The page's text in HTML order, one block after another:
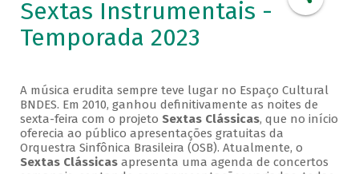
Sextas Instrumentais -
Temporada 2023
A música erudita sempre teve lugar no Espaço Cultural
BNDES. Em 2010, ganhou definitivamente as noites de
sexta-feira com o projeto Sextas Clássicas, que no início
oferecia ao público apresentações gratuitas da
Orquestra Sinfônica Brasileira (OSB). Atualmente, o
Sextas Clássicasapresenta uma agenda de concertos